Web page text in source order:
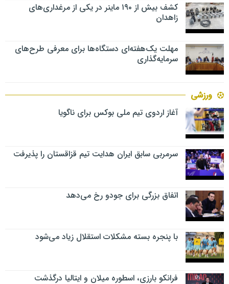
کشف بیش از ۱۹۰ ماینر در یکی از مرغداری‌های
زاهدان
مهلت یک‌هفته‌ای دستگاه‌ها برای معرفی طرح‌های
سرمایه‌گذاری
ورزشی
آغاز اردوی تیم ملی بوکس برای ناگویا
سرمربی سابق ایران هدایت تیم قزاقستان را پذیرفت
اتفاق بزرگی برای جودو رخ می‌دهد
با پنجره بسته مشکلات استقلال زیاد می‌شود
فرانکو بارزی، اسطوره میلان و ایتالیا درگذشت